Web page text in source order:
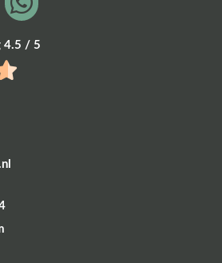
4.5 / 5